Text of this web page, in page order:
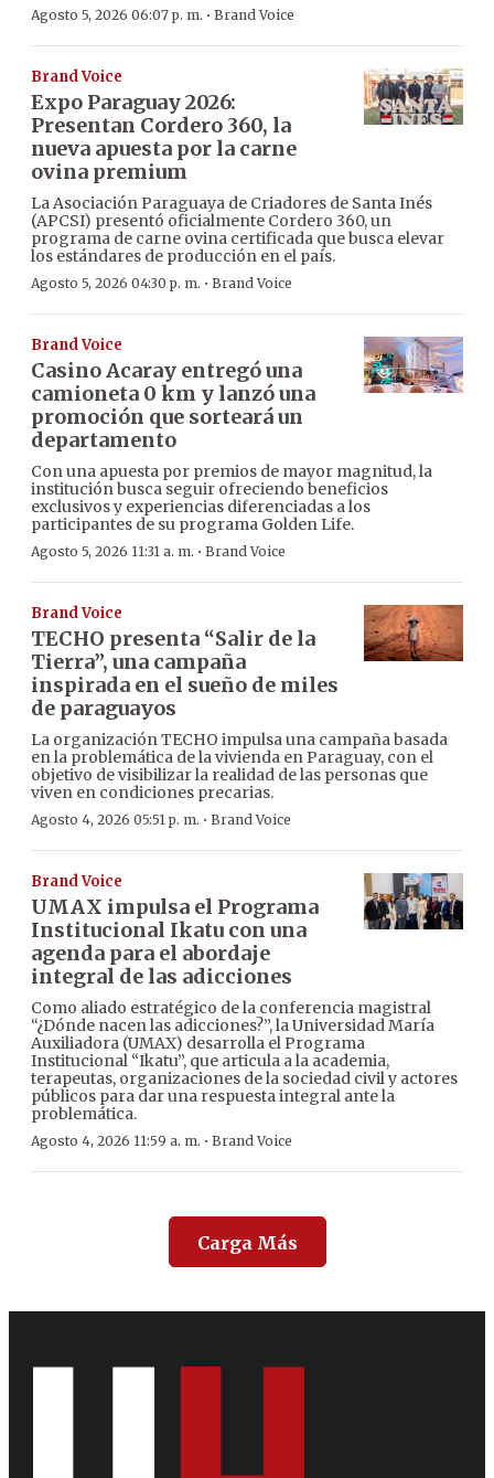
Agosto 5, 2026 06:07 p. m. · Brand Voice
Brand Voice
Expo Paraguay 2026:
Presentan Cordero 360, la
nueva apuesta por la carne
ovina premium
La Asociación Paraguaya de Criadores de Santa Inés
(APCSI) presentó oficialmente Cordero 360, un
programa de carne ovina certificada que busca elevar
los estándares de producción en el país.
Agosto 5, 2026 04:30 p. m. · Brand Voice
Brand Voice
Casino Acaray entregó una
camioneta 0 km y lanzó una
promoción que sorteará un
departamento
Con una apuesta por premios de mayor magnitud, la
institución busca seguir ofreciendo beneficios
exclusivos y experiencias diferenciadas a los
participantes de su programa Golden Life.
Agosto 5, 2026 11:31 a. m. · Brand Voice
Brand Voice
TECHO presenta “Salir de la
Tierra”, una campaña
inspirada en el sueño de miles
de paraguayos
La organización TECHO impulsa una campaña basada
en la problemática de la vivienda en Paraguay, con el
objetivo de visibilizar la realidad de las personas que
viven en condiciones precarias.
Agosto 4, 2026 05:51 p. m. · Brand Voice
Brand Voice
UMAX impulsa el Programa
Institucional Ikatu con una
agenda para el abordaje
integral de las adicciones
Como aliado estratégico de la conferencia magistral
“¿Dónde nacen las adicciones?”, la Universidad María
Auxiliadora (UMAX) desarrolla el Programa
Institucional “Ikatu”, que articula a la academia,
terapeutas, organizaciones de la sociedad civil y actores
públicos para dar una respuesta integral ante la
problemática.
Agosto 4, 2026 11:59 a. m. · Brand Voice
Carga Más